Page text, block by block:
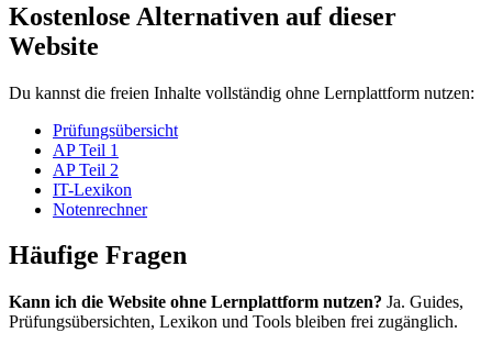
Kostenlose Alternativen auf dieser
Website
Du kannst die freien Inhalte vollständig ohne Lernplattform nutzen:
Prüfungsübersicht
AP Teil 1
AP Teil 2
IT-Lexikon
Notenrechner
Häufige Fragen
Kann ich die Website ohne Lernplattform nutzen? Ja. Guides,
Prüfungsübersichten, Lexikon und Tools bleiben frei zugänglich.